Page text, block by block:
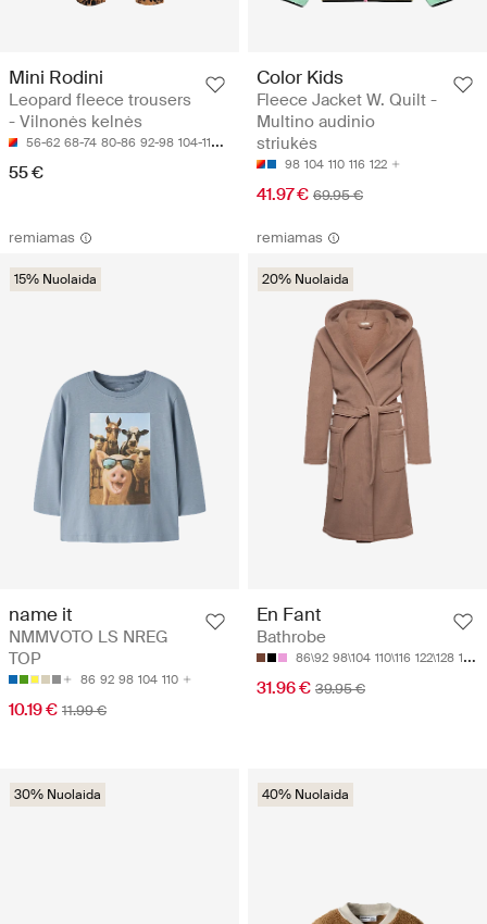
Mini Rodini
Leopard fleece trousers
- Vilnonės kelnės
56-62 68-74 80-86 92-98 104-110
55 €
Color Kids
Fleece Jacket W. Quilt -
Multino audinio
striukės
98 104 110 116 122
41.97 € 69.95 €
remiamas
15% Nuolaida
name it
NMMVOTO LS NREG
TOP
86 92 98 104 110
10.19 € 11.99 €
remiamas
20% Nuolaida
En Fant
Bathrobe
86\92 98\104 110\116 122\128 134\140
31.96 € 39.95 €
30% Nuolaida 40% Nuolaida